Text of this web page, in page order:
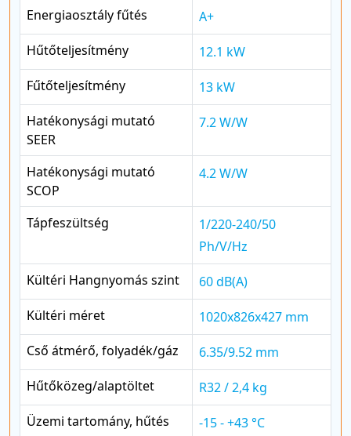
Energiaosztály fűtés
A+
Hűtőteljesítmény
12.1 kW
Fűtőteljesítmény
13 kW
Hatékonysági mutató
SEER
7.2 W/W
Hatékonysági mutató
SCOP
4.2 W/W
Tápfeszültség
1/220-240/50
Ph/V/Hz
Kültéri Hangnyomás szint
60 dB(A)
Kültéri méret
1020x826x427 mm
Cső átmérő, folyadék/gáz
6.35/9.52 mm
Hűtőközeg/alaptöltet
R32 / 2,4 kg
Üzemi tartomány, hűtés
-15 - +43 °C